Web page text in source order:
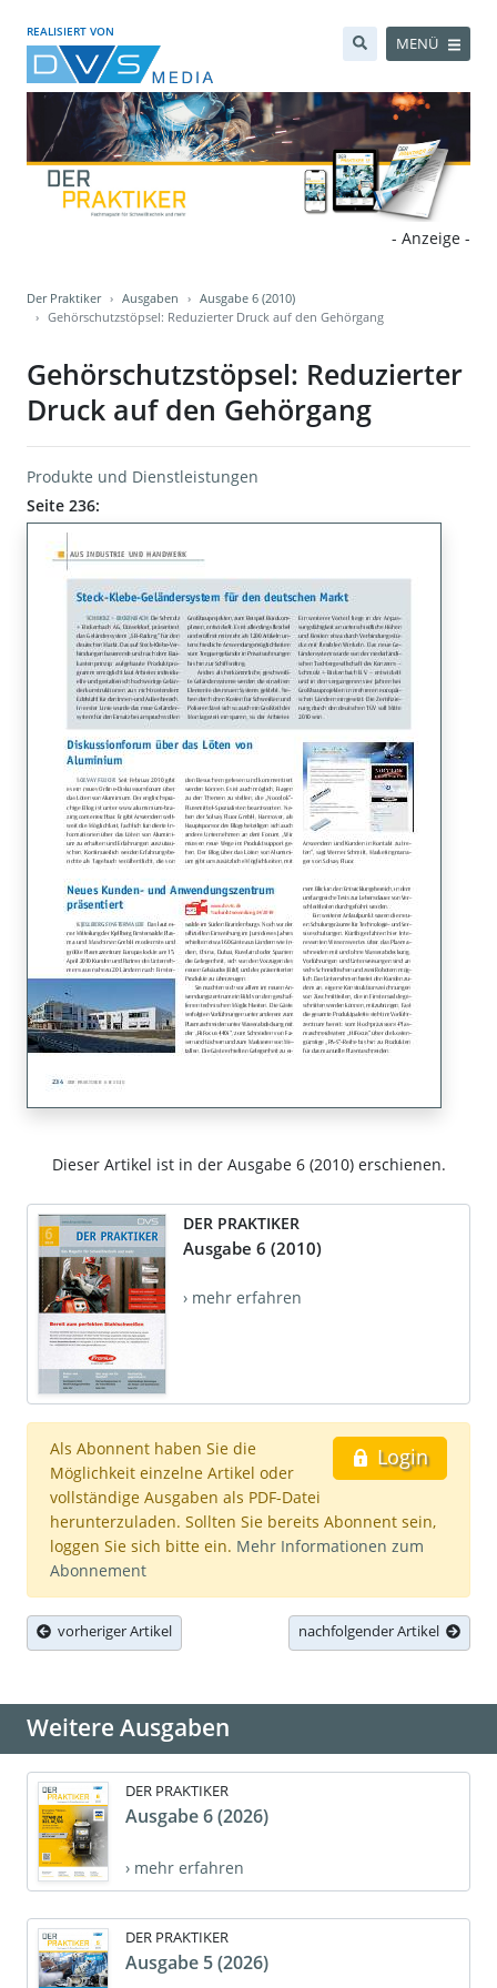
REALISIERT VON
MENÜ
- Anzeige -
Der Praktiker Ausgaben
Ausgabe 6 (2010)
Gehörschutzstöpsel: Reduzierter Druck auf den Gehörgang
Gehörschutzstöpsel: Reduzierter
Druck auf den Gehörgang
Produkte und Dienstleistungen
Seite 236:
Dieser Artikel ist in der Ausgabe 6 (2010) erschienen.
DER PRAKTIKER
Ausgabe 6 (2010)
› mehr erfahren
Login
Als Abonnent haben Sie die
Möglichkeit einzelne Artikel oder
vollständige Ausgaben als PDF-Datei
herunterzuladen. Sollten Sie bereits Abonnent sein,
loggen Sie sich bitte ein. Mehr Informationen zum
Abonnement
vorheriger Artikel nachfolgender Artikel
Weitere Ausgaben
DER PRAKTIKER
Ausgabe 6 (2026)
› mehr erfahren
DER PRAKTIKER
Ausgabe 5 (2026)